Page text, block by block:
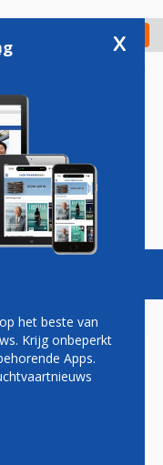
Check in
Vacatures
TEL
x
het beste van
Krijg onbeperkt
Apps.